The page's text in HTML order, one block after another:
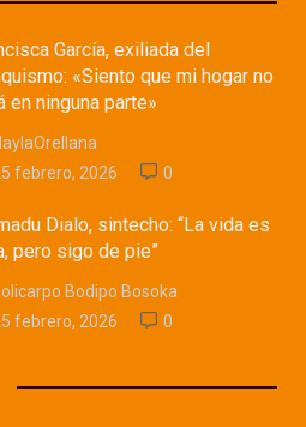
García, exiliada del
«Siento que mi hogar no
en ninguna parte»
febrero, 2026
0
Dialo, sintecho: “La vida es
pero sigo de pie”
Bodipo Bosoka
febrero, 2026
0